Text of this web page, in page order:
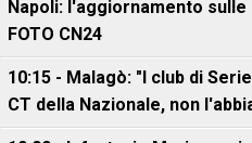
Napoli: l'aggiornamento sulle
FOTO CN24
10:15 - Malagò: "I club di
CT della Nazionale, non